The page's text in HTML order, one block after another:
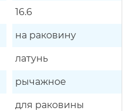
16.6
на раковину
латунь
рычажное
для раковины